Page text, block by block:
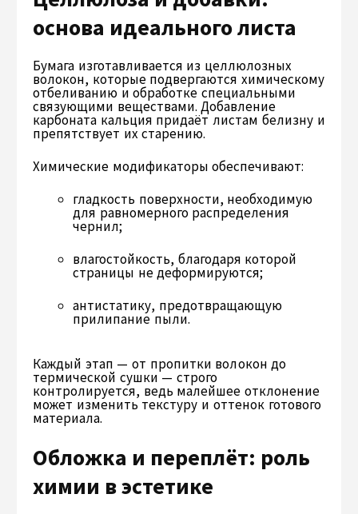
основа идеального листа
Бумага изготавливается из целлюлозных
волокон, которые подвергаются химическому
отбеливанию и обработке специальными
связующими веществами. Добавление
карбоната кальция придаёт листам белизну и
препятствует их старению.
Химические модификаторы обеспечивают:
гладкость поверхности, необходимую
для равномерного распределения
чернил;
влагостойкость, благодаря которой
страницы не деформируются;
антистатику, предотвращающую
прилипание пыли.
Каждый этап — от пропитки волокон до
термической сушки — строго
контролируется, ведь малейшее отклонение
может изменить текстуру и оттенок готового
материала.
Обложка и переплёт: роль
химии в эстетике